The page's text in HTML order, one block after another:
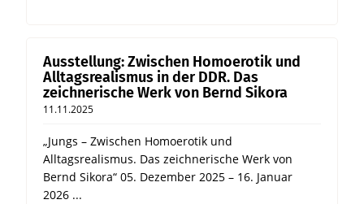
Ausstellung: Zwischen Homoerotik und
Alltagsrealismus in der DDR. Das
zeichnerische Werk von Bernd Sikora
11.11.2025
„Jungs – Zwischen Homoerotik und
Alltagsrealismus. Das zeichnerische Werk von
Bernd Sikora“ 05. Dezember 2025 – 16. Januar
2026 ...